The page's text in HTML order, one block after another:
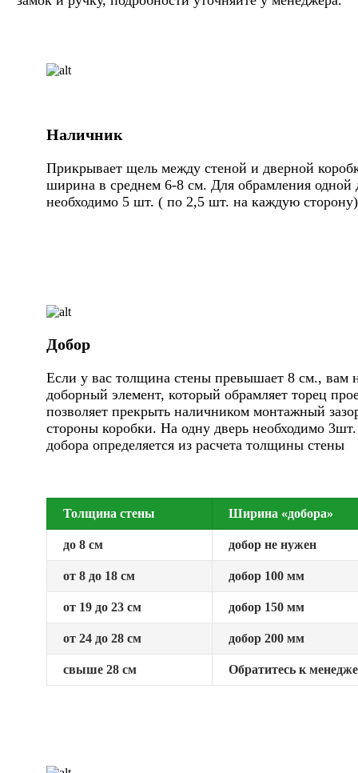
Наличник
Прикрывает щель между стеной и дверной
ширина в среднем 6-8 см. Для обрамления одной
необходимо 5 шт. ( по 2,5 шт. на каждую сторону)
Добор
Если у вас толщина стены превышает 8 см., вам
доборный элемент, который обрамляет торец
позволяет прекрыть наличником монтажный
стороны коробки. На одну дверь необходимо
добора определяется из расчета толщины стены
Толщина стены Ширина «добора»
до 8 см добор не нужен
от 8 до 18 см добор 100 мм
от 19 до 23 см добор 150 мм
от 24 до 28 см добор 200 мм
свыше 28 см Обратитесь к